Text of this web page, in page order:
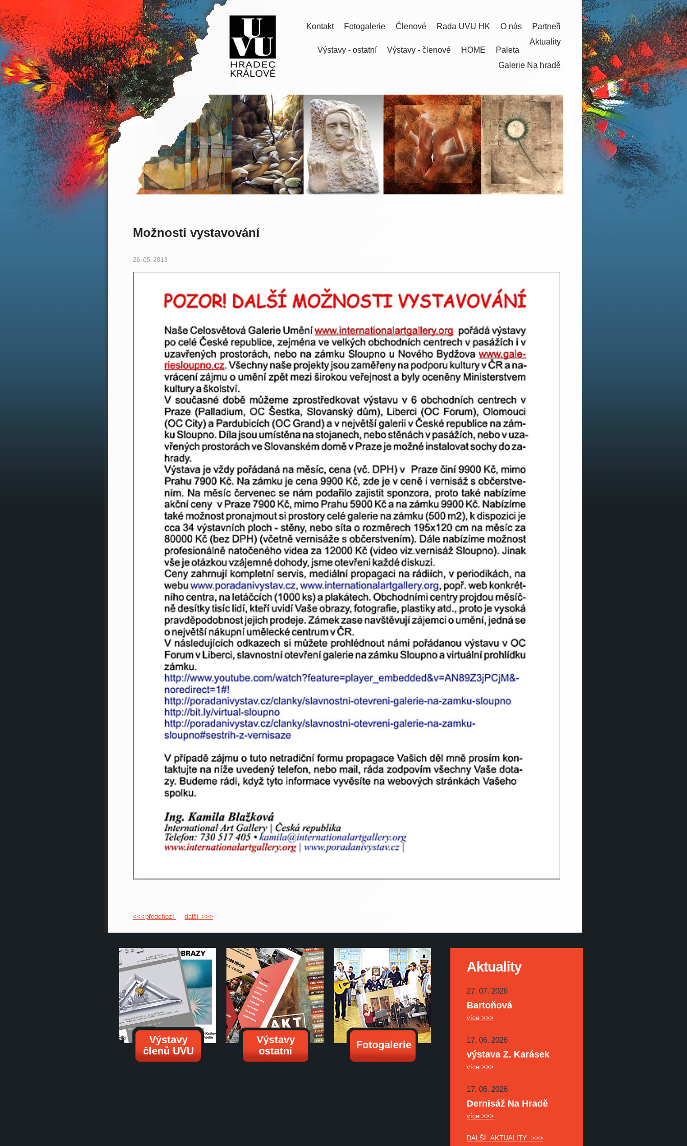
Partneři
O nás
Rada UVU HK
Členové
Fotogalerie
Kontakt
Aktuality
Paleta
HOME
Výstavy - členové
Výstavy - ostatní
Galerie Na hradě
Možnosti vystavování
26. 05. 2013
<<<předchozí další >>>
Výstavy
členů UVU
Výstavy
ostatní
Fotogalerie
Aktuality
27. 07. 2026
Bartoňová
více >>>
17. 06. 2026
výstava Z. Karásek
více >>>
17. 06. 2026
Dernisáž Na Hradě
více >>>
DALŠÍ AKTUALITY >>>